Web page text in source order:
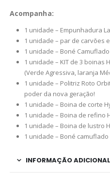
Acompanha:
1 unidade – Empunhadura
1 unidade – par de carvões
1 unidade – Boné
1 unidade – KIT de 3 boinas
(Verde Agressiva, laranja
1 unidade – Politriz Roto
poder da nova geração!
1 unidade – Boina de corte
1 unidade – Boina de refino
1 unidade – Boina de lustro
1 unidade – Boné camuflado
INFORMAÇÃO ADICIONAL